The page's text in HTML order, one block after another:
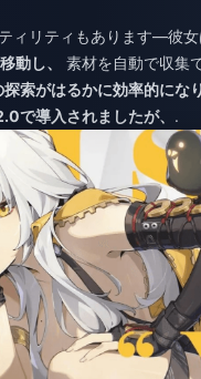
ィリティもあります—彼
動し、 素材を自動で収集
索がはるかに効率的になり
で導入されましたが、 .